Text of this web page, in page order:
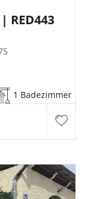
| RED443
1 Badezimmer